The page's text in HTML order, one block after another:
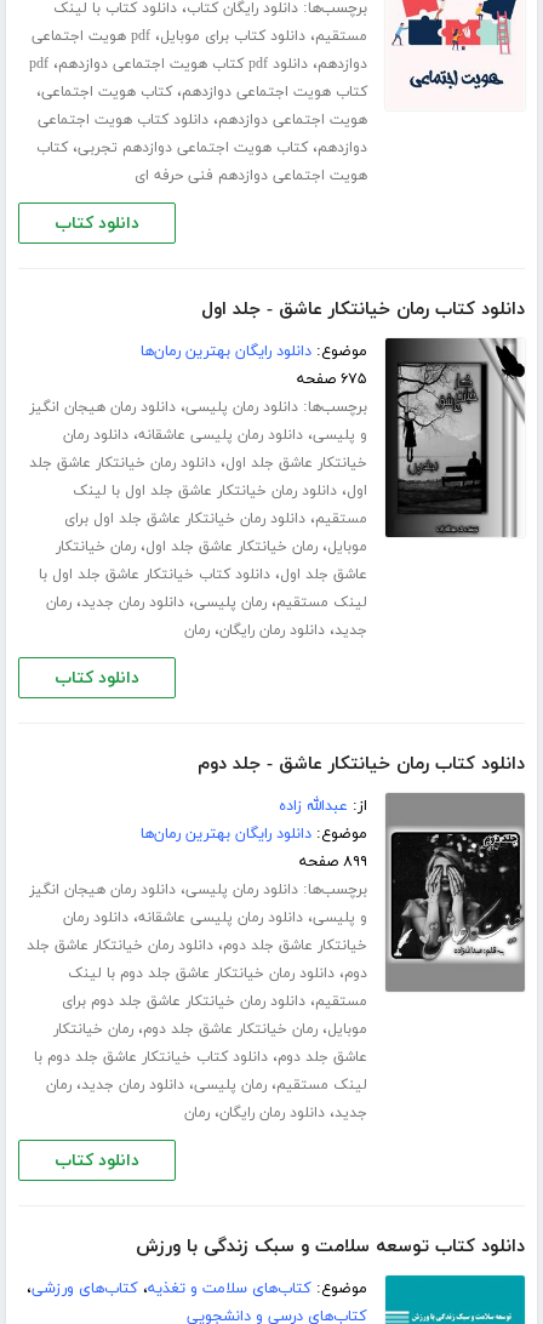
برچسب‌ها:دانلود رایگان کتاب،دانلود کتاب با لینک
مستقیم،دانلود کتاب برای موبایل،
pdf هویت اجتماعی
دوازدهم،دانلود pdf کتاب هویت اجتماعی دوازدهم ،pdf
کتاب هویت اجتماعی دوازدهم،کتاب هویت اجتماعی،
هویت اجتماعی دوازدهم،دانلود کتاب هویت اجتماعی
دوازدهم،کتاب هویت اجتماعی دوازدهم تجربی،کتاب
هویت اجتماعی دوازدهم فنی حرفه ای
دانلود کتاب
دانلود کتاب رمان خیانتکار عاشق - جلد اول
موضوع:دانلود رایگان بهترین رمان‌ها
۶۷۵ صفحه
برچسب‌ها:دانلود رمان پلیسی،دانلود رمان هیجان انگیز
و پلیسی،دانلود رمان پلیسی عاشقانه،دانلود رمان
خیانتکار عاشق جلد اول،دانلود رمان خیانتکار عاشق جلد
اول،دانلود رمان خیانتکار عاشق جلد اول با لینک
مستقیم،دانلود رمان خیانتکار عاشق جلد اول برای
موبایل،رمان خیانتکار عاشق جلد اول،رمان خیانتکار
عاشق جلد اول،دانلود کتاب خیانتکار عاشق جلد اول با
لینک مستقیم،رمان پلیسی،دانلود رمان جدید،رمان
جدید،دانلود رمان رایگان،رمان
دانلود کتاب
دانلود کتاب رمان خیانتکار عاشق - جلد دوم
از: عبدالله زاده
موضوع:دانلود رایگان بهترین رمان‌ها
۸۹۹ صفحه
برچسب‌ها:دانلود رمان پلیسی،دانلود رمان هیجان انگیز
و پلیسی،دانلود رمان پلیسی عاشقانه،دانلود رمان
خیانتکار عاشق جلد دوم،دانلود رمان خیانتکار عاشق جلد
دوم،دانلود رمان خیانتکار عاشق جلد دوم با لینک
مستقیم،دانلود رمان خیانتکار عاشق جلد دوم برای
موبایل،رمان خیانتکار عاشق جلد دوم،رمان خیانتکار
عاشق جلد دوم،دانلود کتاب خیانتکار عاشق جلد دوم با
لینک مستقیم،رمان پلیسی،دانلود رمان جدید،رمان
جدید،دانلود رمان رایگان،رمان
دانلود کتاب
دانلود کتاب توسعه سلامت و سبک زندگی با ورزش
موضوع:کتاب‌های سلامت و تغذیه،کتاب‌های ورزشی،
کتاب‌های درسی و دانشجویی